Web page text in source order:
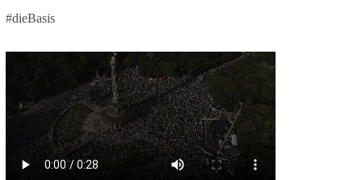
halt/
https://www.tiktok.com/@diebasis_sachsenanhalt
https://x.com/DieBasisLSA
https://www.youtube.com/dieBasisSachsenAnhalt
🟩🟩🟦🟦🟥🟥🟧🟧
Like, teile und kommentiere unsere Beiträge,
#dieBasis